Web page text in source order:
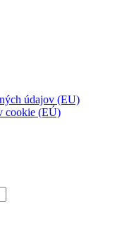
údajov (EU)
cookie (EÚ)